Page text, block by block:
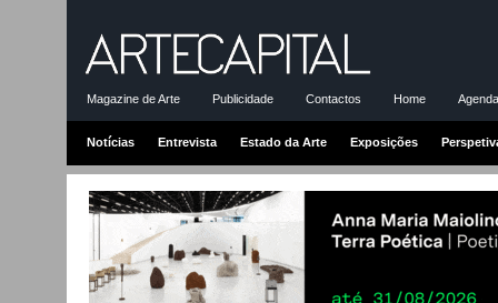
Magazine de Arte Publicidade Contactos Home
Notícias Entrevista Estado da Arte Exposições